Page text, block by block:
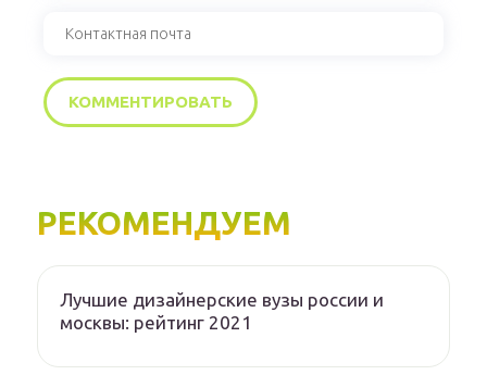
РЕКОМЕНДУЕМ
Лучшие дизайнерские вузы россии и
москвы: рейтинг 2021